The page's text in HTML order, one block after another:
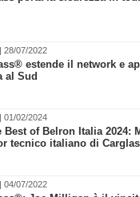
| 28/07/2022
estende il network e
al Sud
| 01/02/2024
Best of Belron Italia 2024:
tecnico italiano di
| 04/07/2022